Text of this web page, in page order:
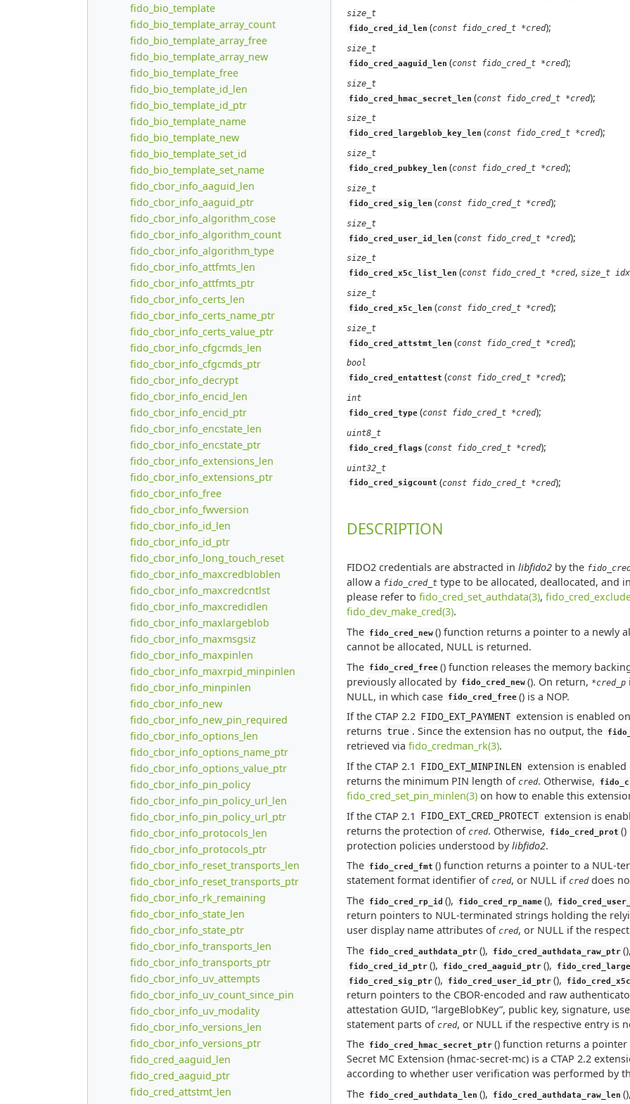
fido_bio_template
fido_bio_template_array_count
fido_bio_template_array_free
fido_bio_template_array_new
fido_bio_template_free
fido_bio_template_id_len
fido_bio_template_id_ptr
fido_bio_template_name
fido_bio_template_new
fido_bio_template_set_id
fido_bio_template_set_name
fido_cbor_info_aaguid_len
fido_cbor_info_aaguid_ptr
fido_cbor_info_algorithm_cose
fido_cbor_info_algorithm_count
fido_cbor_info_algorithm_type
fido_cbor_info_attfmts_len
fido_cbor_info_attfmts_ptr
fido_cbor_info_certs_len
fido_cbor_info_certs_name_ptr
fido_cbor_info_certs_value_ptr
fido_cbor_info_cfgcmds_len
fido_cbor_info_cfgcmds_ptr
fido_cbor_info_decrypt
fido_cbor_info_encid_len
fido_cbor_info_encid_ptr
fido_cbor_info_encstate_len
fido_cbor_info_encstate_ptr
fido_cbor_info_extensions_len
fido_cbor_info_extensions_ptr
fido_cbor_info_free
fido_cbor_info_fwversion
fido_cbor_info_id_len
fido_cbor_info_id_ptr
fido_cbor_info_long_touch_reset
fido_cbor_info_maxcredbloblen
fido_cbor_info_maxcredcntlst
fido_cbor_info_maxcredidlen
fido_cbor_info_maxlargeblob
fido_cbor_info_maxmsgsiz
fido_cbor_info_maxpinlen
fido_cbor_info_maxrpid_minpinlen
fido_cbor_info_minpinlen
fido_cbor_info_new
fido_cbor_info_new_pin_required
fido_cbor_info_options_len
fido_cbor_info_options_name_ptr
fido_cbor_info_options_value_ptr
fido_cbor_info_pin_policy
fido_cbor_info_pin_policy_url_len
fido_cbor_info_pin_policy_url_ptr
fido_cbor_info_protocols_len
fido_cbor_info_protocols_ptr
fido_cbor_info_reset_transports_len
fido_cbor_info_reset_transports_ptr
fido_cbor_info_rk_remaining
fido_cbor_info_state_len
fido_cbor_info_state_ptr
fido_cbor_info_transports_len
fido_cbor_info_transports_ptr
fido_cbor_info_uv_attempts
fido_cbor_info_uv_count_since_pin
fido_cbor_info_uv_modality
fido_cbor_info_versions_len
fido_cbor_info_versions_ptr
fido_cred_aaguid_len
fido_cred_aaguid_ptr
fido_cred_attstmt_len
size_t
fido_cred_id_len (const fido_cred_t *cred);
size_t
fido_cred_aaguid_len (const fido_cred_t *cred);
size_t
fido_cred_hmac_secret_len (const fido_cred_t *cred);
size_t
fido_cred_largeblob_key_len (const fido_cred_t *cred);
size_t
fido_cred_pubkey_len (const fido_cred_t *cred);
size_t
fido_cred_sig_len (const fido_cred_t *cred);
size_t
fido_cred_user_id_len (const fido_cred_t *cred);
size_t
fido_cred_x5c_list_len (const fido_cred_t *cred, size_t idx
size_t
fido_cred_x5c_len (const fido_cred_t *cred);
size_t
fido_cred_attstmt_len (const fido_cred_t *cred);
bool
fido_cred_entattest (const fido_cred_t *cred);
int
fido_cred_type (const fido_cred_t *cred);
uint8_t
fido_cred_flags (const fido_cred_t *cred);
uint32_t
fido_cred_sigcount (const fido_cred_t *cred);
DESCRIPTION
FIDO2 credentials are abstracted in libfido2by the
allow a fido_cred_ttype to be allocated, deallocated, and
please refer to fido_cred_set_authdata(3),
fido_dev_make_cred(3).
The
fido_cred_new () function returns a pointer to a newly
cannot be allocated, NULL is returned.
The
fido_cred_free () function releases the memory
previously allocated by fido_cred_new (). On return, *cred_p
NULL, in which case
fido_cred_free () is a NOP.
If the CTAP 2.2 FIDO_EXT_PAYMENT extension is enabled
returns true . Since the extension has no output, the
retrieved via fido_credman_rk(3).
If the CTAP 2.1
FIDO_EXT_MINPINLEN extension is
returns the minimum PIN length of cred. Otherwise,
fido_cred_set_pin_minlen(3)on how to enable this
If the CTAP 2.1
FIDO_EXT_CRED_PROTECT extension is
returns the protection of cred. Otherwise, fido_cred_prot
protection policies understood bylibfido2.
The
fido_cred_fmt () function returns a pointer to a NUL-
statement format identifier of cred, or NULL if creddoes
The
fido_cred_rp_id (), fido_cred_rp_name (),
return pointers to NUL-terminated strings holding the
user display name attributes of cred, or NULL if the
The
fido_cred_authdata_ptr (), fido_cred_authdata_raw_ptr
fido_cred_id_ptr (), fido_cred_aaguid_ptr (),
fido_cred_sig_ptr (), fido_cred_user_id_ptr (),
return pointers to the CBOR-encoded and raw
attestation GUID, “largeBlobKey”, public key, signature,
statement parts of cred, or NULL if the respective entry is
The
fido_cred_hmac_secret_ptr () function returns a
Secret MC Extension (hmac-secret-mc) is a CTAP 2.2
according to whether user verification was performed by
The
fido_cred_authdata_len (), fido_cred_authdata_raw_len